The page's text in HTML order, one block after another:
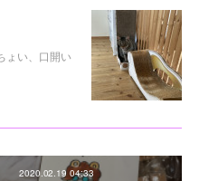
ょい、口開い
2020.02.19 04:33